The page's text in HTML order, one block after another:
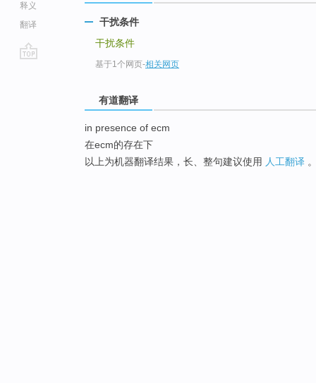
释义
翻译
干扰条件
干扰条件
基于1个网页-相关网页
有道翻译
in presence of ecm
在ecm的存在下
以上为机器翻译结果，长、整句建议使用 人工翻译